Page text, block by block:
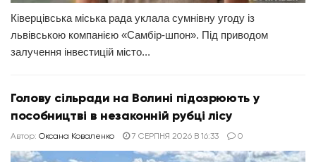
Ківерцівська міська рада уклала сумнівну угоду із
львівською компанією «Самбір-шпон». Під приводом
залучення інвестицій місто...
Голову сільради на Волині підозрюють у
пособництві в незаконній рубці лісу
Автор: Оксана Коваленко 7 СЕРПНЯ 2026 В 16:33 0